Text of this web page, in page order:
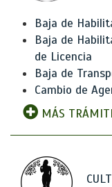
Baja de
Baja de
de Licencia
Baja de
Cambio de
MÁS